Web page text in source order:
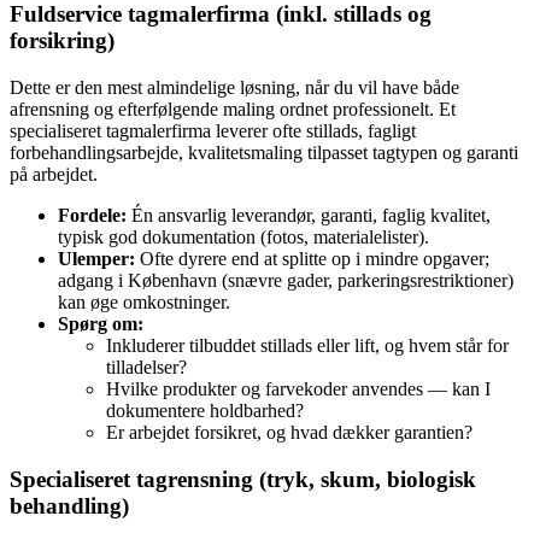
Fuldservice tagmalerfirma (inkl. stillads og
forsikring)
Dette er den mest almindelige løsning, når du vil have både
afrensning og efterfølgende maling ordnet professionelt. Et
specialiseret tagmalerfirma leverer ofte stillads, fagligt
forbehandlingsarbejde, kvalitetsmaling tilpasset tagtypen og garanti
på arbejdet.
Fordele: Én ansvarlig leverandør, garanti, faglig kvalitet,
typisk god dokumentation (fotos, materialelister).
Ulemper: Ofte dyrere end at splitte op i mindre opgaver;
adgang i København (snævre gader, parkeringsrestriktioner)
kan øge omkostninger.
Spørg om:
Inkluderer tilbuddet stillads eller lift, og hvem står for
tilladelser?
Hvilke produkter og farvekoder anvendes — kan I
dokumentere holdbarhed?
Er arbejdet forsikret, og hvad dækker garantien?
Specialiseret tagrensning (tryk, skum, biologisk
behandling)